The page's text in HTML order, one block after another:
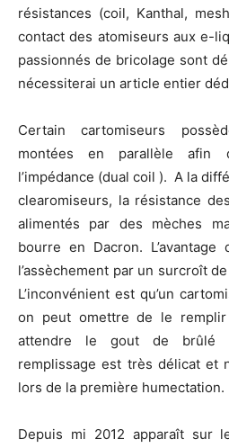
résistances (coil, Kanthal,
contact des atomiseurs aux e-
passionnés de bricolage sont
nécessiterai un article entier
Certain cartomiseurs
montées en parallèle afin
l’impédance (dual coil ). A la
clearomiseurs, la résistance
alimentés par des mèches
bourre en Dacron.
l’assèchement par un surcroît
L’inconvénient est qu’un
on peut omettre de le
attendre le gout de brûlé
remplissage est très délicat et
lors de la première humectation.
Depuis mi 2012 apparaît sur